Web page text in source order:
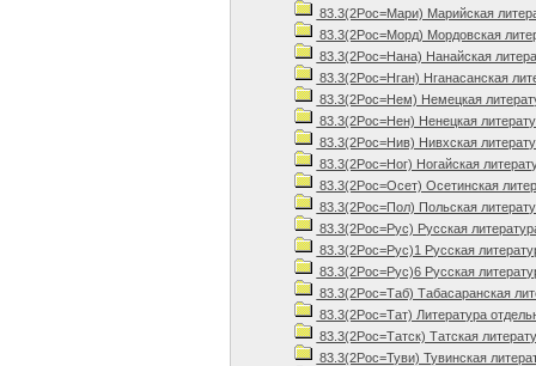
83.3(2Рос=Мари) Марийская
83.3(2Рос=Морд) Мордовская
83.3(2Рос=Нана) Нанайская
83.3(2Рос=Нган) Нганасанская
83.3(2Рос=Нем) Немецкая
83.3(2Рос=Нен) Ненецкая
83.3(2Рос=Нив) Нивхская
83.3(2Рос=Ног) Ногайская
83.3(2Рос=Осет) Осетинская
83.3(2Рос=Пол) Польская
83.3(2Рос=Рус) Русская
83.3(2Рос=Рус)1 Русская
83.3(2Рос=Рус)6 Русская
83.3(2Рос=Таб) Табасаранская
83.3(2Рос=Тат) Литература
83.3(2Рос=Татск) Татская
83.3(2Рос=Туви) Тувинская